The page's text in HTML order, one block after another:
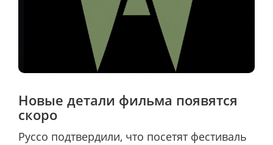
Новые детали фильма появятся
скоро
Руссо подтвердили, что посетят фестиваль